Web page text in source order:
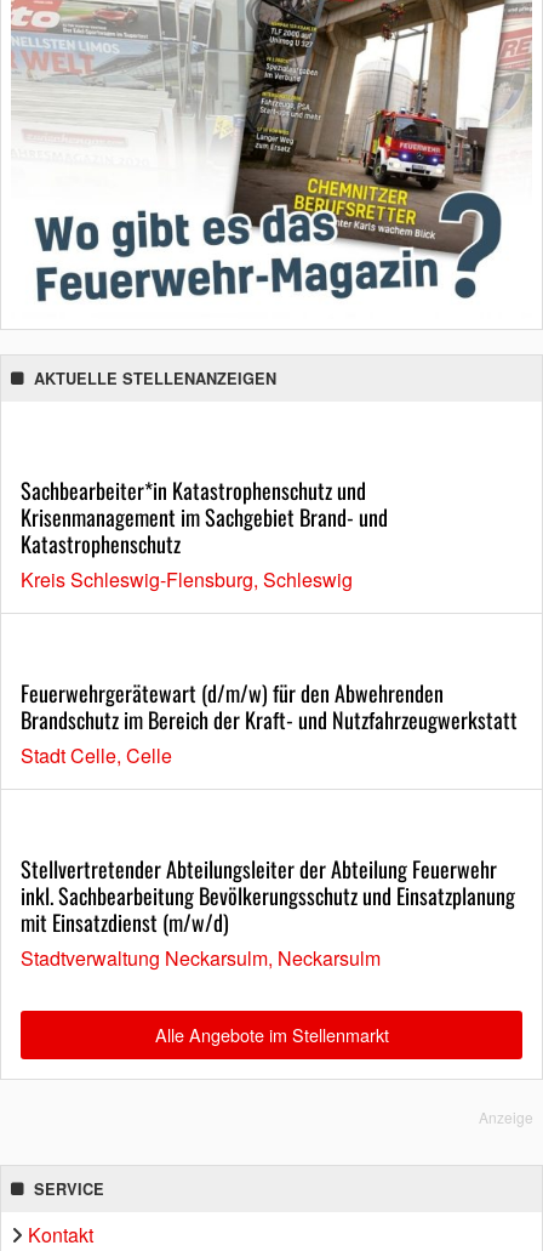
AKTUELLE STELLENANZEIGEN
Sachbearbeiter*in Katastrophenschutz und
Krisenmanagement im Sachgebiet Brand- und
Katastrophenschutz
Kreis Schleswig-Flensburg, Schleswig
Feuerwehrgerätewart (d/m/w) für den Abwehrenden
Brandschutz im Bereich der Kraft- und Nutzfahrzeugwerkstatt
Stadt Celle, Celle
Stellvertretender Abteilungsleiter der Abteilung Feuerwehr
inkl. Sachbearbeitung Bevölkerungsschutz und Einsatzplanung
mit Einsatzdienst (m/w/d)
Stadtverwaltung Neckarsulm, Neckarsulm
Alle Angebote im Stellenmarkt
Anzeige
SERVICE
Kontakt